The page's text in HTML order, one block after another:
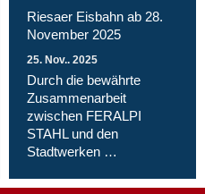
Riesaer Eisbahn ab 28.
November 2025
25. Nov.. 2025
Durch die bewährte
Zusammenarbeit
zwischen FERALPI
STAHL und den
Stadtwerken …